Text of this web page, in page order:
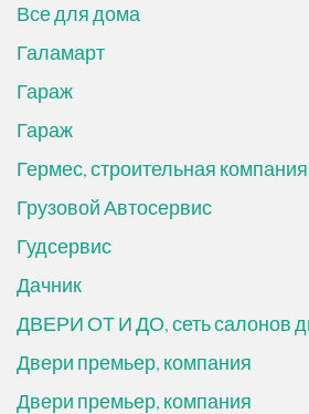
Все для дома
Галамарт
Гараж
Гараж
Гермес, строительная компания
Грузовой Автосервис
Гудсервис
Дачник
ДВЕРИ ОТ И ДО, сеть салонов
Двери премьер, компания
Двери премьер, компания